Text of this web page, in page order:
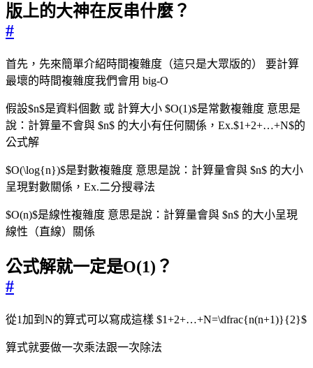
版上的大神在反串什麼？
#
首先，先來簡單介紹時間複雜度（這只是大眾版的） 要計算
最壞的時間複雜度我們會用 big-O
假設$n$是資料個數 或 計算大小 $O(1)$是常數複雜度 意思是
說：計算量不會與 $n$ 的大小有任何關係，Ex.$1+2+…+N$的
公式解
$O(\log{n})$是對數複雜度 意思是說：計算量會與 $n$ 的大小
呈現對數關係，Ex.二分搜尋法
$O(n)$是線性複雜度 意思是說：計算量會與 $n$ 的大小呈現
線性（直線）關係
公式解就一定是O(1)？
#
從1加到N的算式可以寫成這樣 $1+2+…+N=\dfrac{n(n+1)}{2}$
算式就要做一次乘法跟一次除法